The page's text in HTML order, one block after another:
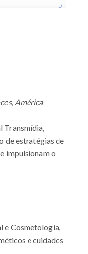
América
Transmídia,
de estratégias de
impulsionam o
e Cosmetologia,
e cuidados